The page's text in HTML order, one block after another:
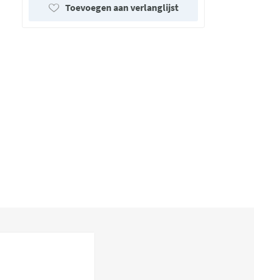
Toevoegen aan verlanglijst